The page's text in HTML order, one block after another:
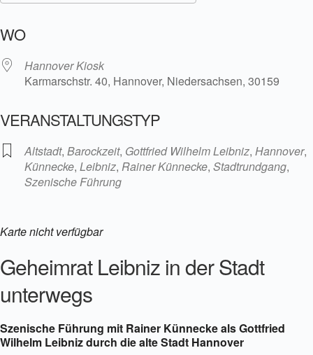
WO
Hannover Kiosk
Karmarschstr. 40, Hannover, Niedersachsen, 30159
VERANSTALTUNGSTYP
Altstadt, Barockzeit, Gottfried Wilhelm Leibniz, Hannover,
Künnecke, Leibniz, Rainer Künnecke, Stadtrundgang,
Szenische Führung
Karte nicht verfügbar
Geheimrat Leibniz in der Stadt
unterwegs
Szenische Führung mit Rainer Künnecke als Gottfried
Wilhelm Leibniz durch die alte Stadt Hannover